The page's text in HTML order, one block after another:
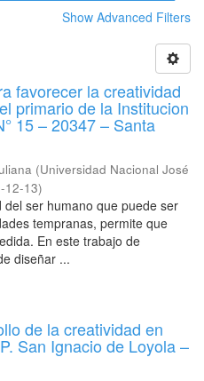
Show Advanced Filters
favorecer la creatividad
primario de la Institucion
15 – 20347 – Santa
(Universidad Nacional José
12-13)
ser humano que puede ser
tempranas, permite que
En este trabajo de
diseñar ...
de la creatividad en
San Ignacio de Loyola –